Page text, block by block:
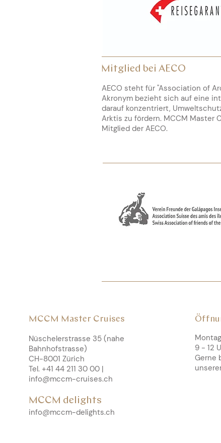
Mitglied bei AECO
AECO steht für "Association of
Akronym bezieht sich auf eine
darauf konzentriert,
Arktis zu fördern. MCCM Master
Mitglied der AECO.
MCCM Master Cruises
Nüschelerstrasse 35 (nahe
Bahnhofstrasse)
CH-8001 Zürich
Tel. +41 44 211 30 00 |
info@mccm-cruises.ch
MCCM delights
info@mccm-delights.ch
9 - 12
Gerne